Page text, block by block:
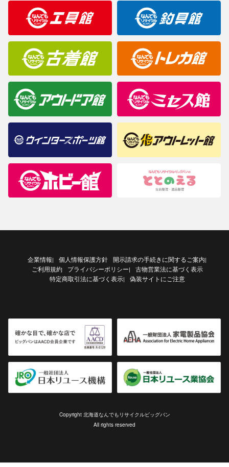
明なことがありましたらご購入前にお問い合わせください。
商品について
企業情報| 個人情報保護方針 開示請求の手続きに関するご案内|
ご利用規約 プライバシーポリシー|
古物営業法に基づく表示
特定商取引法に基づく表示| 偽装サイトにご注意
Copyright 北海道なんでもリサイクルビッグバン
All rights reserved